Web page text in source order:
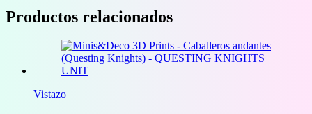
Productos relacionados
Vistazo